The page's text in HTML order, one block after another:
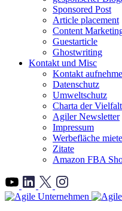
Sponsored Post
Article placement
Content
Guestarticle
Ghostwriting
Kontakt und Misc
Kontakt
Datenschutz
Umweltschutz
Charta der Vielfalt
Agiler Newsletter
Impressum
Werbefläche
Zitate
Amazon FBA
">